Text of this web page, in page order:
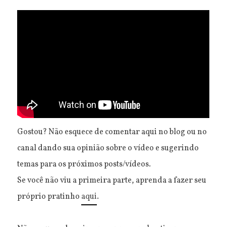
Gostou? Não esquece de comentar aqui no blog ou no
canal dando sua opinião sobre o vídeo e sugerindo
temas para os próximos posts/vídeos.
Se você não viu a primeira parte, aprenda a fazer seu
próprio pratinho aqui.